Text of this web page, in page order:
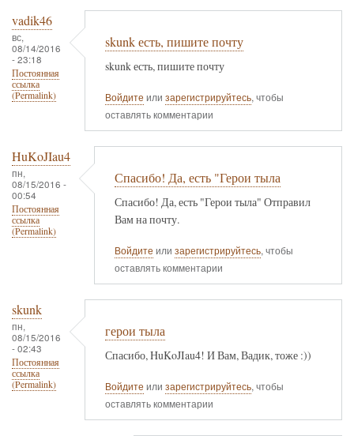
vadik46
вс,
08/14/2016
- 23:18
Постоянная
ссылка
(Permalink)
skunk есть, пишите почту
skunk есть, пишите почту
Войдите или зарегистрируйтесь, чтобы
оставлять комментарии
HuKoJIau4
пн,
08/15/2016 -
00:54
Постоянная
ссылка
(Permalink)
Спасибо! Да, есть "Герои тыла
Спасибо! Да, есть "Герои тыла" Отправил
Вам на почту.
Войдите или зарегистрируйтесь, чтобы
оставлять комментарии
skunk
пн,
08/15/2016
- 02:43
Постоянная
ссылка
(Permalink)
герои тыла
Спасибо, HuKoJIau4! И Вам, Вадик, тоже :))
Войдите или зарегистрируйтесь, чтобы
оставлять комментарии